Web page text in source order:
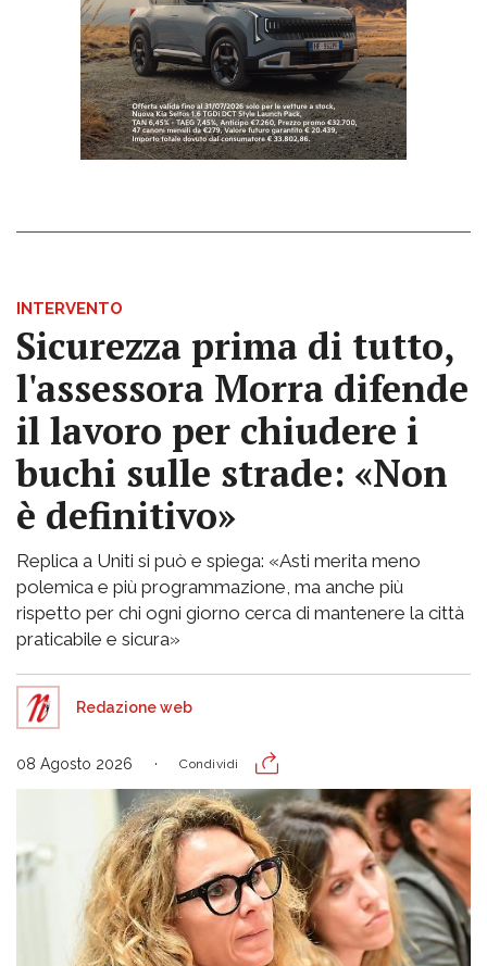
INTERVENTO
Sicurezza prima di tutto,
l'assessora Morra difende
il lavoro per chiudere i
buchi sulle strade: «Non
è definitivo»
Replica a Uniti si può e spiega: «Asti merita meno
polemica e più programmazione, ma anche più
rispetto per chi ogni giorno cerca di mantenere la città
praticabile e sicura»
Redazione web
08 Agosto 2026 Condividi